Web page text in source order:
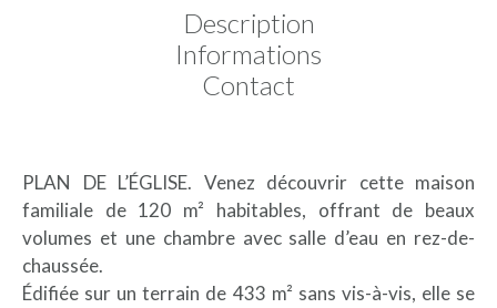
Description
Informations
Contact
PLAN DE L’ÉGLISE. Venez découvrir cette maison
familiale de 120 m² habitables, offrant de beaux
volumes et une chambre avec salle d’eau en rez-de-
chaussée.
Édifiée sur un terrain de 433 m² sans vis-à-vis, elle se